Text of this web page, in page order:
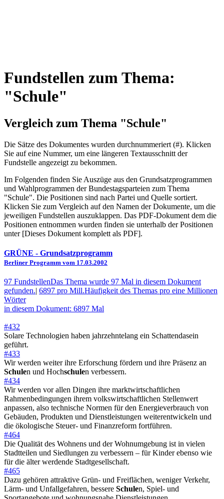
Fundstellen zum Thema:
"Schule"
Vergleich zum Thema "Schule"
Die Sätze des Dokum­entes wurden durch­nummeriert (#). Klicken
Sie auf eine Nummer, um eine längeren Textausschnitt der
Fundstelle angezeigt zu bekommen.
Im Folgenden finden Sie Auszüge aus den Grundsatz­program­men
und Wahl­program­men der Bundes­tags­parteien zum Thema
"Schule". Die Posi­tionen sind nach Partei und Quelle sortiert.
Klicken Sie zum Vergleich auf den Namen der Dokumente, um die
jeweiligen Fundstellen aus­zu­klappen. Das PDF-Dokument dem die
Posi­tionen entnommen wurden finden sie unterhalb der Positionen
unter [Dieses Dokument komplett als PDF].
GRÜNE - Grundsatzprogramm
Berliner Programm vom 17.03.2002
97 FundstellenDas Thema wurde 97 Mal in diesem Dokument
gefunden.| 6897 pro Mill.Häufigkeit des Themas pro eine Millionen
Wörter
in diesem Dokument: 6897 Mal
#432
Solare Technologien haben jahrzehntelang ein Schattendasein
geführt.
#433
Wir werden weiter ihre Erforschung fördern und ihre Präsenz an
Schulen und Hochschulen verbessern.
#434
Wir werden vor allen Dingen ihre marktwirtschaftlichen
Rahmenbedingungen ihrem volkswirtschaftlichen Stellenwert
anpassen, also technische Normen für den Energieverbrauch von
Gebäuden, Produkten und Dienstleistungen weiterentwickeln und
die ökologische Steuer- und Finanzreform fortführen.
#464
Die Qualität des Wohnens und der Wohnumgebung ist in vielen
Stadtteilen und Siedlungen zu verbessern – für Kinder ebenso wie
für die älter werdende Stadtgesellschaft.
#465
Dazu gehören attraktive Grün- und Freiflächen, weniger Verkehr,
Lärm- und Unfallgefahren, bessere Schulen, Spiel- und